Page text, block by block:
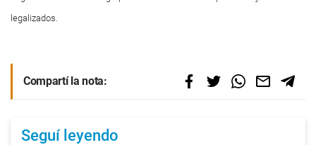
legalizados.
Compartí la nota:
Seguí leyendo